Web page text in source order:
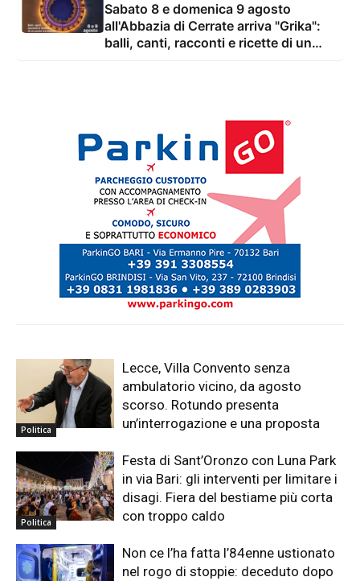
Sabato 8 e domenica 9 agosto
all'Abbazia di Cerrate arriva "Grika":
balli, canti, racconti e ricette di un
Politica
Lecce, Villa Convento senza
ambulatorio vicino, da agosto
scorso. Rotundo presenta
un’interrogazione e una proposta
Politica
Festa di Sant’Oronzo con Luna Park
in via Bari: gli interventi per limitare i
disagi. Fiera del bestiame più corta
con troppo caldo
Non ce l’ha fatta l’84enne ustionato
nel rogo di stoppie: deceduto dopo